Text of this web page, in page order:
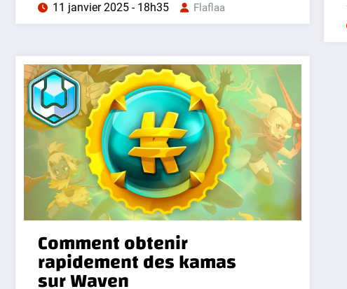
11 janvier 2025 - 18h35 Flaflaa
Comment obtenir
rapidement des kamas
sur Waven